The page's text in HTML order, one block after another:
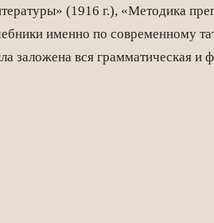
(1916 г.), «Методика
именно по современному
заложена вся грамматическая и